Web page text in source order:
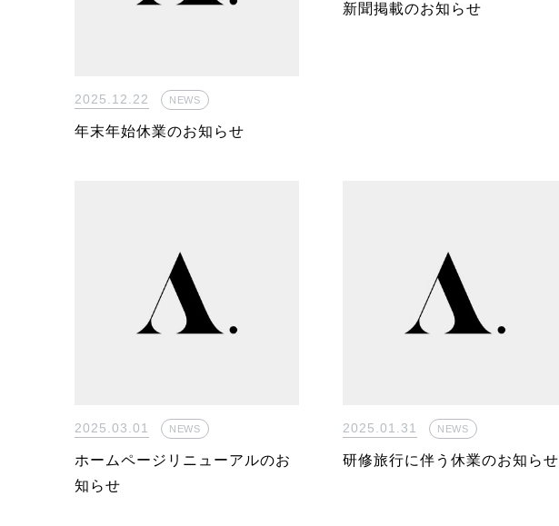
2025.12.22 NEWS
年末年始休業のお知らせ
新聞掲載のお知らせ
2025.03.01 NEWS
ホームページリニューアルのお
知らせ
2025.01.31 NEWS
研修旅行に伴う休業のお知らせ